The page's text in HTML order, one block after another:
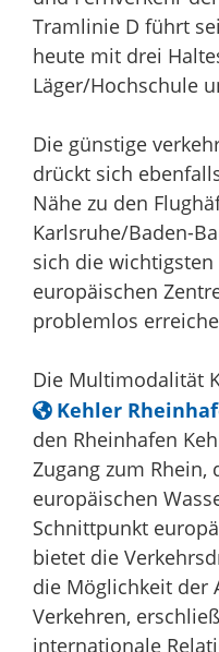
Tramlinie D führt
heute mit drei
Läger/Hochschule
Die günstige
drückt sich
Nähe zu den
Karlsruhe/Baden-
sich die
europäischen
problemlos
Die Multimodalität
Kehler
den Rheinhafen
Zugang zum
europäischen
Schnittpunkt
bietet die
die Möglichkeit der
Verkehren,
internationale